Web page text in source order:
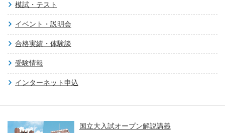
模試・テスト
イベント・説明会
合格実績・体験談
受験情報
インターネット申込
国立大入試オープン解説講義